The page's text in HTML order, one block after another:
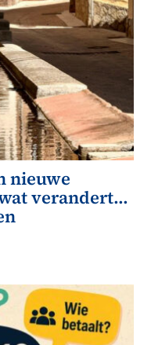
nieuwe
verandert…